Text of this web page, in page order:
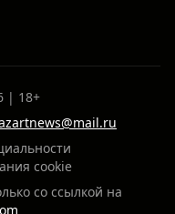
| 18+
cookie
со ссылкой на